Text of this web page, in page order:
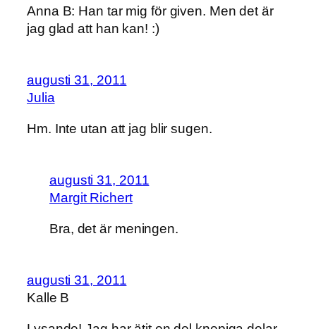
Anna B: Han tar mig för given. Men det är
jag glad att han kan! :)
augusti 31, 2011
Julia
Hm. Inte utan att jag blir sugen.
augusti 31, 2011
Margit Richert
Bra, det är meningen.
augusti 31, 2011
Kalle B